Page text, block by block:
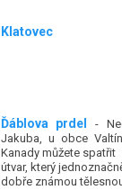
Klatovec
Ďáblova prdel
-
Jakuba, u obce
Kanady můžete
útvar, který
dobře známou